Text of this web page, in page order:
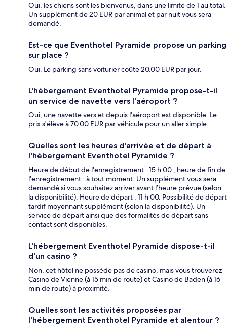
Oui, les chiens sont les bienvenus, dans une limite de 1 au total.
Un supplément de 20 EUR par animal et par nuit vous sera
demandé.
Est-ce que Eventhotel Pyramide propose un parking
sur place ?
Oui. Le parking sans voiturier coûte 20.00 EUR par jour.
L'hébergement Eventhotel Pyramide propose-t-il
un service de navette vers l'aéroport ?
Oui, une navette vers et depuis l'aéroport est disponible. Le
prix s'élève à 70.00 EUR par véhicule pour un aller simple.
Quelles sont les heures d'arrivée et de départ à
l'hébergement Eventhotel Pyramide ?
Heure de début de l'enregistrement : 15 h 00 ; heure de fin de
l'enregistrement : à tout moment. Un supplément vous sera
demandé si vous souhaitez arriver avant l’heure prévue (selon
la disponibilité). Heure de départ : 11 h 00. Possibilité de départ
tardif moyennant supplément (selon la disponibilité). Un
service de départ ainsi que des formalités de départ sans
contact sont disponibles.
L'hébergement Eventhotel Pyramide dispose-t-il
d'un casino ?
Non, cet hôtel ne possède pas de casino, mais vous trouverez
Casino de Vienne (à 15 min de route) et Casino de Baden (à 16
min de route) à proximité.
Quelles sont les activités proposées par
l'hébergement Eventhotel Pyramide et alentour ?